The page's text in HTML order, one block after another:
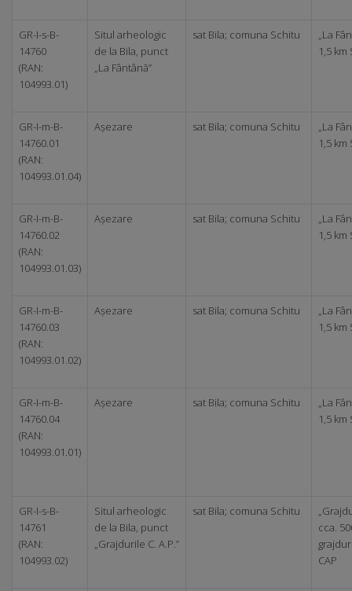
GR-I-s-B-
14760
(RAN:
104993.01)
Situl arheologic
de la Bila, punct
„La Fântână”
sat Bila; comuna Schitu
„La
1,5 km
GR-I-m-B-
14760.01
(RAN:
104993.01.04)
Așezare sat Bila; comuna Schitu
„La
1,5 km
GR-I-m-B-
14760.02
(RAN:
104993.01.03)
Așezare sat Bila; comuna Schitu
„La
1,5 km
GR-I-m-B-
14760.03
(RAN:
104993.01.02)
Așezare sat Bila; comuna Schitu
„La
1,5 km
GR-I-m-B-
14760.04
(RAN:
104993.01.01)
Așezare sat Bila; comuna Schitu
„La
1,5 km
GR-I-s-B-
14761
(RAN:
104993.02)
Situl arheologic
de la Bila, punct
„Grajdurile C. A.P.”
sat Bila; comuna Schitu
cca.
CAP